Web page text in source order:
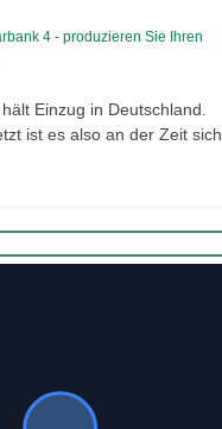
4 - produzieren Sie Ihren
Einzug in Deutschland.
ist es also an der Zeit sich